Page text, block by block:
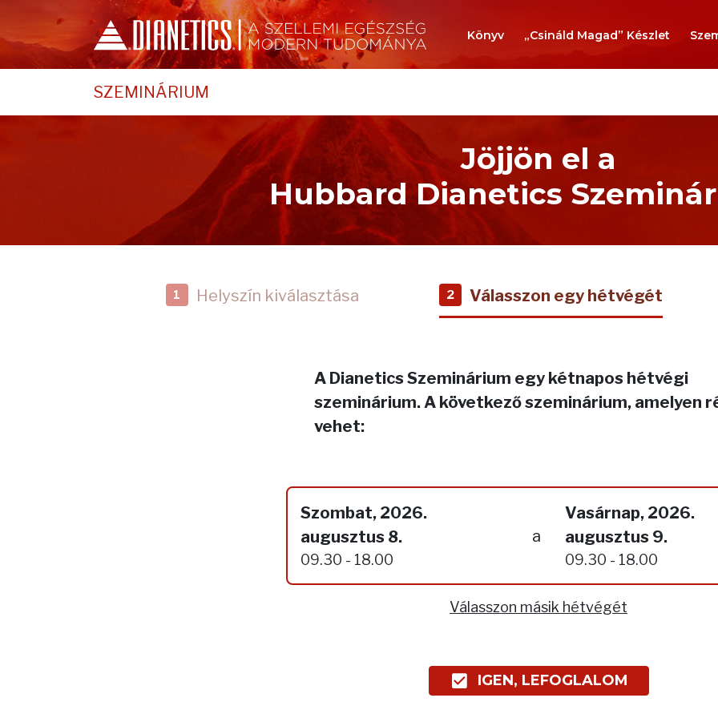
Könyv „Csináld Magad” Készlet
SZEMINÁRIUM
Jöjjön el a
Hubbard Dianetics
1 Helyszín kiválasztása 2 Válasszon egy hétvégét
A Dianetics Szeminárium egy kétnapos hétvégi
szeminárium. A következő szeminárium, amelyen
vehet:
Szombat, 2026.
augusztus 8.
09.30 - 18.00
a
Vasárnap, 2026.
augusztus 9.
09.30 - 18.00
Válasszon másik hétvégét
IGEN, LEFOGLALOM